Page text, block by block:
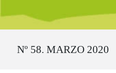
Nº 58. MARZO 2020